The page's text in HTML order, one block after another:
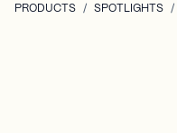
PRODUCTS / SPOTLIGHTS /